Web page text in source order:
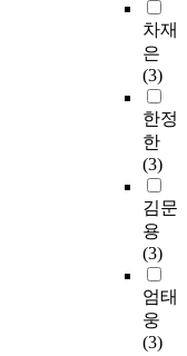
차재
은
(3)
한정
한
(3)
김문
용
(3)
엄태
웅
(3)